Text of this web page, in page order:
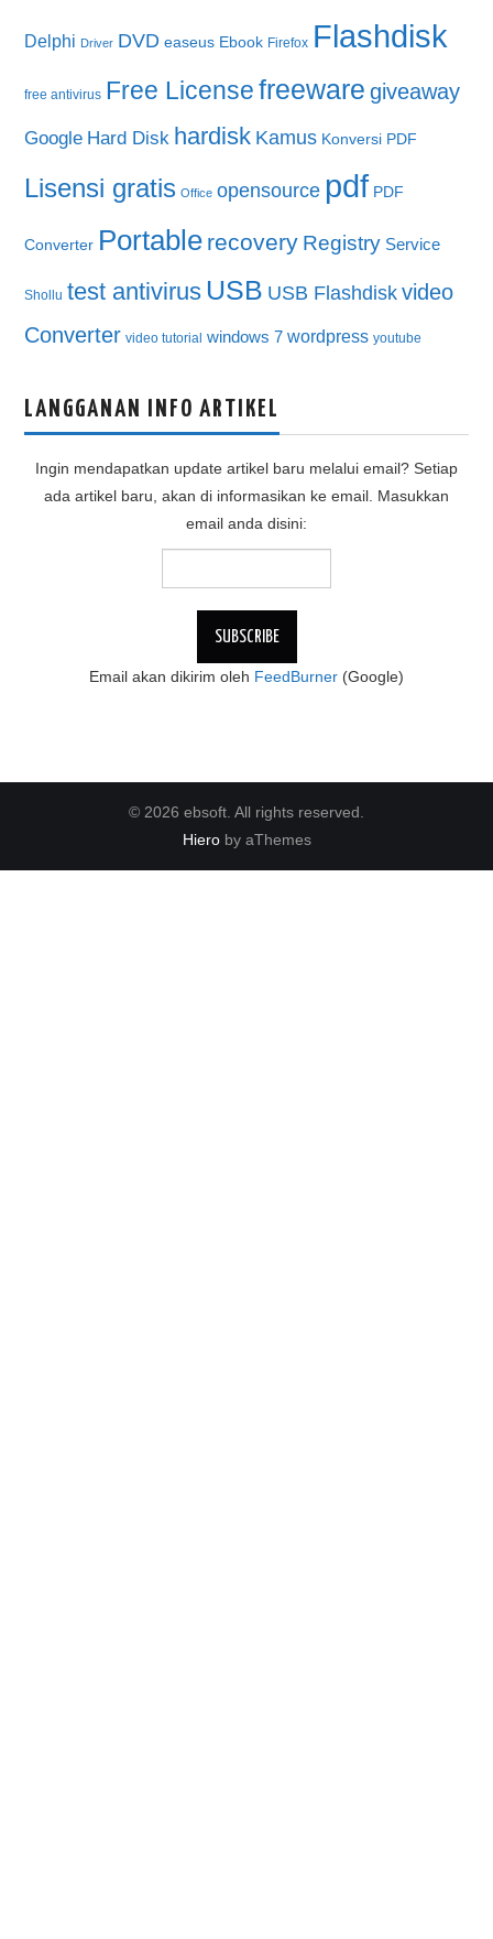
Delphi Driver DVD easeus Ebook Firefox Flashdisk
free antivirus Free License freeware giveaway
Google Hard Disk hardisk Kamus Konversi PDF
Lisensi gratis Office opensource pdf PDF
Converter Portable recovery Registry Service
Shollu test antivirus USB USB Flashdisk video
Converter video tutorial windows 7 wordpress youtube
LANGGANAN INFO ARTIKEL
Ingin mendapatkan update artikel baru melalui email? Setiap
ada artikel baru, akan di informasikan ke email. Masukkan
email anda disini:
Email akan dikirim oleh FeedBurner (Google)
© 2026 ebsoft. All rights reserved.
Hieroby aThemes